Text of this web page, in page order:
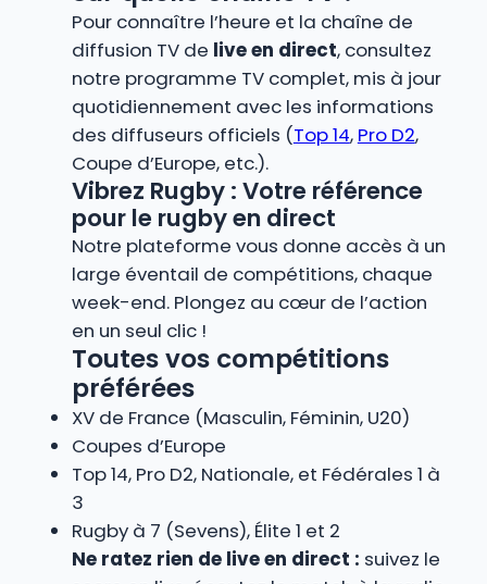
Pour connaître l’heure et la chaîne de
diffusion TV de live en direct, consultez
notre programme TV complet, mis à jour
quotidiennement avec les informations
des diffuseurs officiels (Top 14, Pro D2,
Coupe d’Europe, etc.).
Vibrez Rugby : Votre référence
pour le rugby en direct
Notre plateforme vous donne accès à un
large éventail de compétitions, chaque
week-end. Plongez au cœur de l’action
en un seul clic !
Toutes vos compétitions
préférées
XV de France (Masculin, Féminin, U20)
Coupes d’Europe
Top 14, Pro D2, Nationale, et Fédérales 1 à
3
Rugby à 7 (Sevens), Élite 1 et 2
Ne ratez rien de live en direct : suivez le